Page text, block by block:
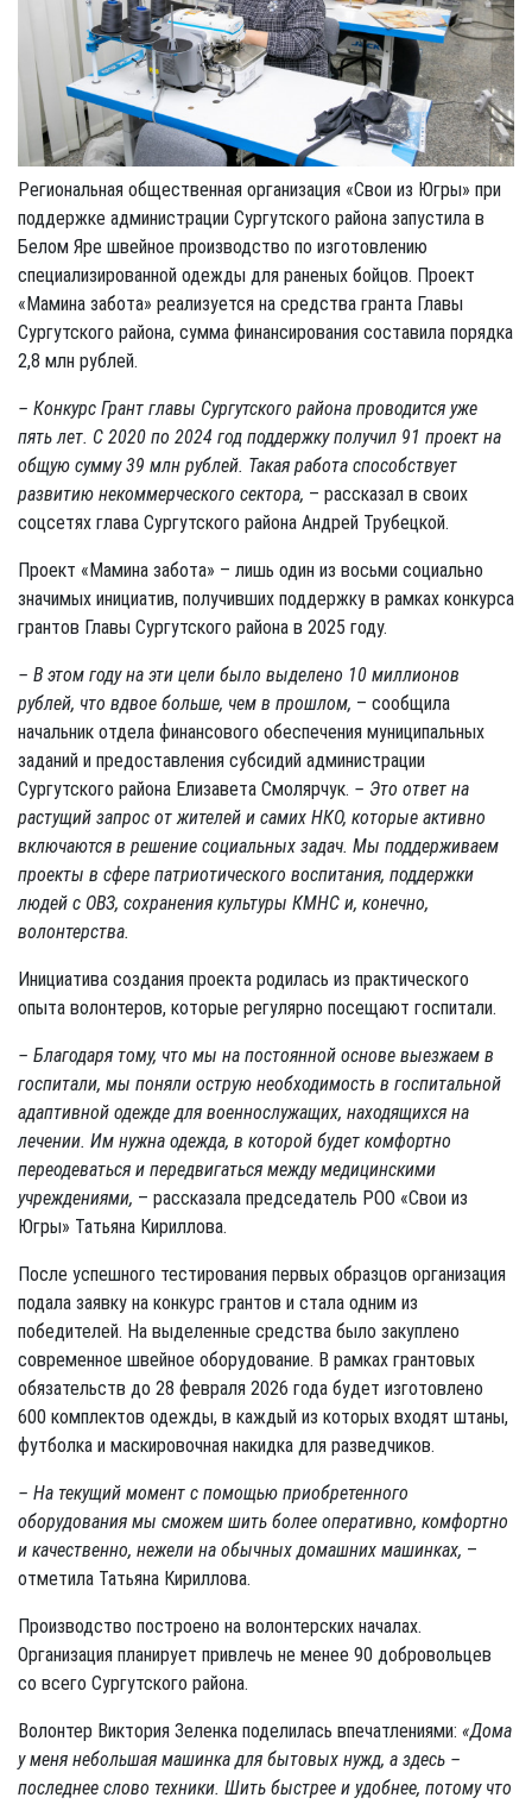
Региональная общественная организация «Свои из Югры» при
поддержке администрации Сургутского района запустила в
Белом Яре швейное производство по изготовлению
специализированной одежды для раненых бойцов. Проект
«Мамина забота» реализуется на средства гранта Главы
Сургутского района, сумма финансирования составила порядка
2,8 млн рублей.
– Конкурс Грант главы Сургутского района проводится уже
пять лет. С 2020 по 2024 год поддержку получил 91 проект на
общую сумму 39 млн рублей. Такая работа способствует
развитию некоммерческого сектора, – рассказал в своих
соцсетях глава Сургутского района Андрей Трубецкой.
Проект «Мамина забота» – лишь один из восьми социально
значимых инициатив, получивших поддержку в рамках конкурса
грантов Главы Сургутского района в 2025 году.
– В этом году на эти цели было выделено 10 миллионов
рублей, что вдвое больше, чем в прошлом, – сообщила
начальник отдела финансового обеспечения муниципальных
заданий и предоставления субсидий администрации
Сургутского района Елизавета Смолярчук. – Это ответ на
растущий запрос от жителей и самих НКО, которые активно
включаются в решение социальных задач. Мы поддерживаем
проекты в сфере патриотического воспитания, поддержки
людей с ОВЗ, сохранения культуры КМНС и, конечно,
волонтерства.
Инициатива создания проекта родилась из практического
опыта волонтеров, которые регулярно посещают госпитали.
– Благодаря тому, что мы на постоянной основе выезжаем в
госпитали, мы поняли острую необходимость в госпитальной
адаптивной одежде для военнослужащих, находящихся на
лечении. Им нужна одежда, в которой будет комфортно
переодеваться и передвигаться между медицинскими
учреждениями, – рассказала председатель РОО «Свои из
Югры» Татьяна Кириллова.
После успешного тестирования первых образцов организация
подала заявку на конкурс грантов и стала одним из
победителей. На выделенные средства было закуплено
современное швейное оборудование. В рамках грантовых
обязательств до 28 февраля 2026 года будет изготовлено
600 комплектов одежды, в каждый из которых входят штаны,
футболка и маскировочная накидка для разведчиков.
– На текущий момент с помощью приобретенного
оборудования мы сможем шить более оперативно, комфортно
и качественно, нежели на обычных домашних машинках, –
отметила Татьяна Кириллова.
Производство построено на волонтерских началах.
Организация планирует привлечь не менее 90 добровольцев
со всего Сургутского района.
Волонтер Виктория Зеленка поделилась впечатлениями: «Дома
у меня небольшая машинка для бытовых нужд, а здесь –
последнее слово техники. Шить быстрее и удобнее, потому что